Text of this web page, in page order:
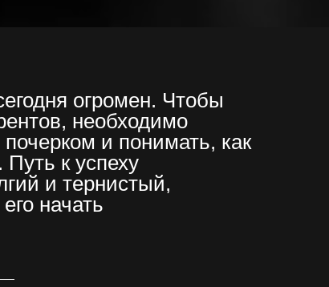
огромен. Чтобы
необходимо
и понимать, как
Путь к успеху
и тернистый,
начать